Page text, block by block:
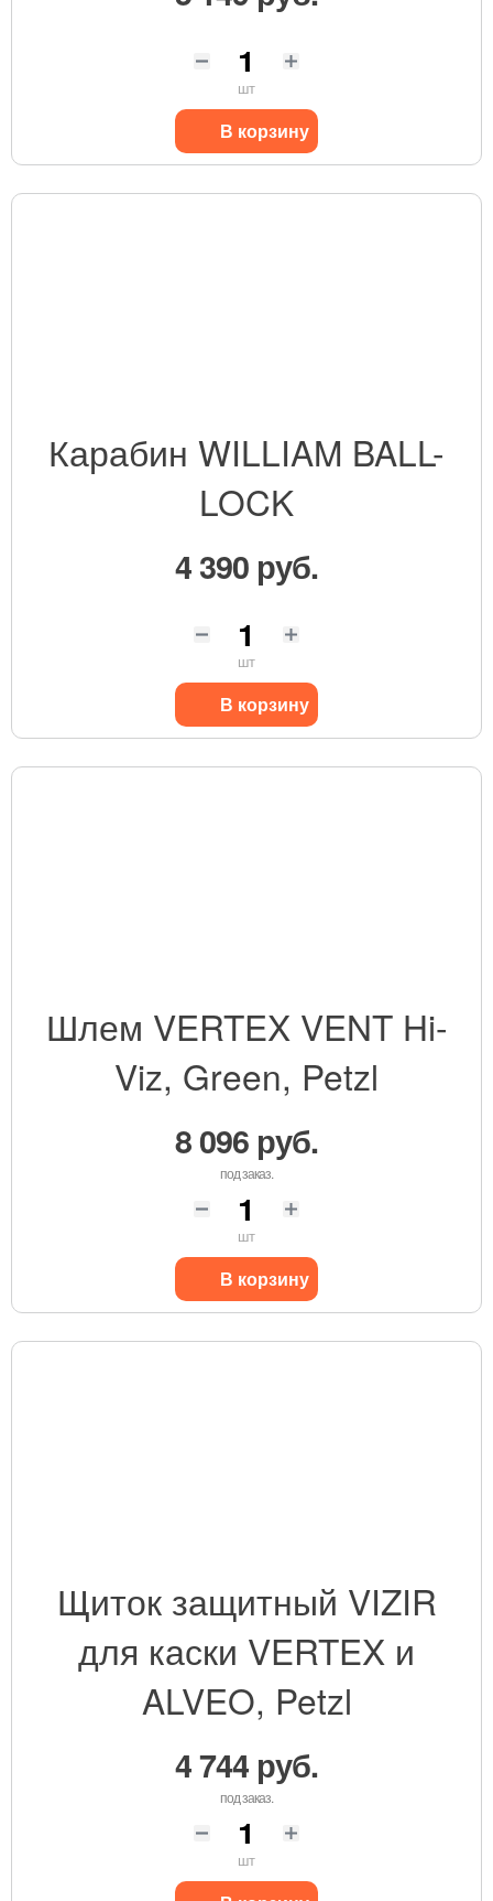
шт
В корзину
Карабин WILLIAM BALL-
LOCK
4 390 руб.
шт
В корзину
Шлем VERTEX VENT Hi-
Viz, Green, Petzl
8 096 руб.
под заказ.
шт
В корзину
Щиток защитный VIZIR
для каски VERTEX и
ALVEO, Petzl
4 744 руб.
под заказ.
шт